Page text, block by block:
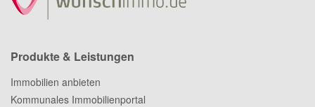
Produkte & Leistungen
Immobilien anbieten
Kommunales Immobilienportal